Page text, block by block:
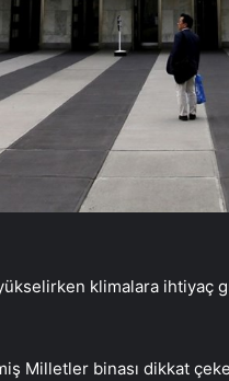
klimalara ihtiyaç
Milletler binası dikkat